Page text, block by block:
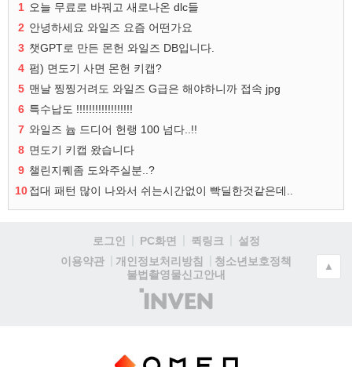
1 오늘 무료로 바꿔고 새로나온 dlc들
2 안녕하세요 와일즈 요즘 어떤가요
3 챗GPT로 만든 몬헌 와일즈 DB입니다.
4 펌) 면도기 사면 몬헌 키캡?
5 맨날 찡찡거려도 와일즈 G급은 해야하니까 접속 jpg
6 특수납도 !!!!!!!!!!!!!!!!!!
7 와일즈 늅 드디어 헌랭 100 넘다..!!
8 면도기 키캡 왔습니다
9 챌린지퀘좀 도와주실분..?
10접대 패턴 많이 나와서 쉬는시간없이 빡딜한것같은데..
로그인 PC화면 퀵링크
설정
이용약관
개인정보처리방침
청소년보호정책
불법촬영물신고안내
(주)
인
▲